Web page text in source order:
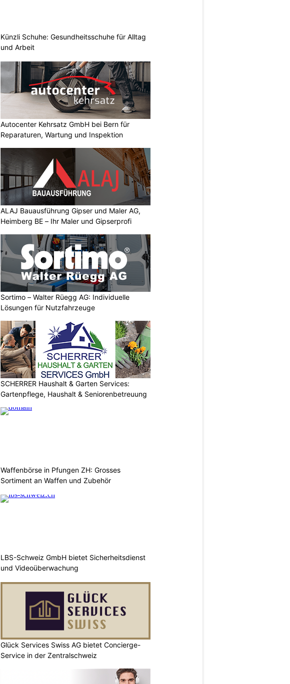
Künzli Schuhe: Gesundheitsschuhe für Alltag
und Arbeit
Autocenter Kehrsatz GmbH bei Bern für
Reparaturen, Wartung und Inspektion
ALAJ Bauausführung Gipser und Maler AG,
Heimberg BE – Ihr Maler und Gipserprofi
Sortimo – Walter Rüegg AG: Individuelle
Lösungen für Nutzfahrzeuge
SCHERRER Haushalt & Garten Services:
Gartenpflege, Haushalt & Seniorenbetreuung
Waffenbörse in Pfungen ZH: Grosses
Sortiment an Waffen und Zubehör
LBS-Schweiz GmbH bietet Sicherheitsdienst
und Videoüberwachung
Glück Services Swiss AG bietet Concierge-
Service in der Zentralschweiz